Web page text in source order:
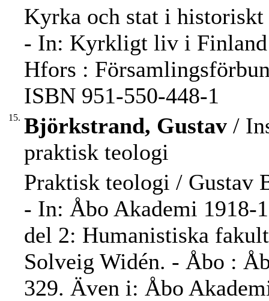
Kyrka och stat i
- In: Kyrkligt liv i Finland
Hfors :
ISBN 951-550-448-1
15. Björkstrand, Gustav /
praktisk teologi
Praktisk teologi / Gustav
- In: Åbo Akademi 1918-
del 2: Humanistiska
Solveig Widén. - Åbo :
329. Även i: Åbo